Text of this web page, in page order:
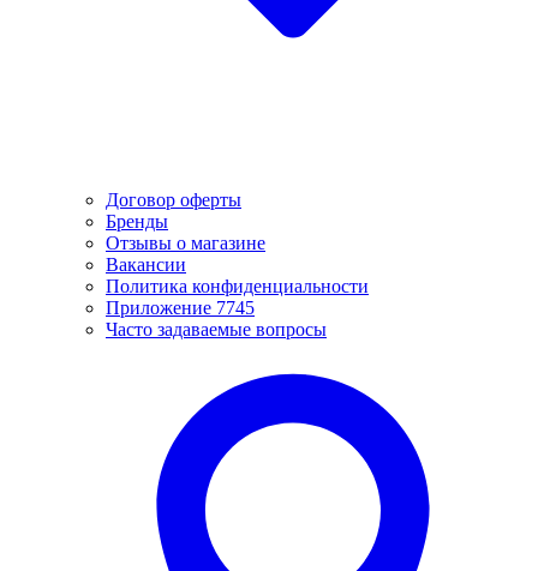
Договор оферты
Бренды
Отзывы о магазине
Вакансии
Политика конфиденциальности
Приложение 7745
Часто задаваемые вопросы